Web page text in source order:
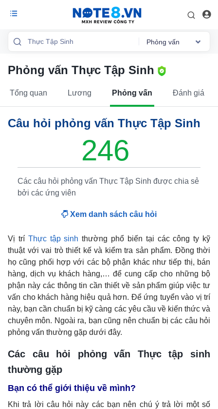
Phỏng vấn
Tổng quan
Mức lương
Đánh giá
Phỏng vấn Thực Tập Sinh
Tổng quan Lương Phỏng vấn Đánh giá
Câu hỏi phỏng vấn Thực Tập Sinh
246
Các câu hỏi phỏng vấn Thực Tập Sinh được chia sẻ
bởi các ứng viên
Xem danh sách câu hỏi
Vị trí Thực tập sinh thường phổ biến tại các công ty kỹ
thuật với vai trò thiết kế và kiểm tra sản phẩm. Đồng thời
họ cũng phối hợp với các bộ phận khác như tiếp thị, bán
hàng, dịch vụ khách hàng,… để cung cấp cho những bộ
phận này các thông tin cần thiết về sản phẩm giúp việc tư
vấn cho khách hàng hiệu quả hơn. Để ứng tuyển vào vị trí
này, bạn cần chuẩn bị kỹ càng các yêu cầu về kiến thức và
chuyên môn. Ngoài ra, bạn cũng nên chuẩn bị các câu hỏi
phỏng vấn thường gặp dưới đây.
Các câu hỏi phỏng vấn Thực tập sinh
thường gặp
Bạn có thể giới thiệu về mình?
Khi trả lời câu hỏi này các bạn nên chú ý trả lời một số